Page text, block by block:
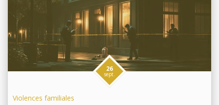
26
sept.
Violences familiales